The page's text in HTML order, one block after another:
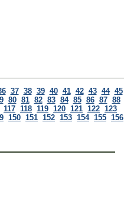
37 38 39 40 41 42 43 44 45
80 81 82 83 84 85 86 87 88
117 118 119 120 121 122 123
150 151 152 153 154 155 156